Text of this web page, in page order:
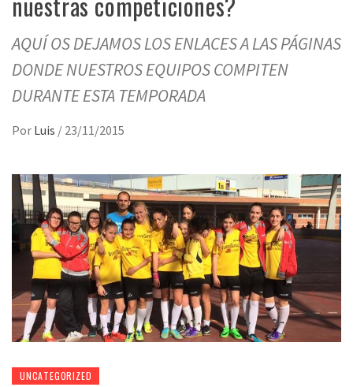
AQUÍ OS DEJAMOS LOS ENLACES A LAS PÁGINAS
DONDE NUESTROS EQUIPOS COMPITEN
DURANTE ESTA TEMPORADA
Por Luis / 23/11/2015
UNCATEGORIZED